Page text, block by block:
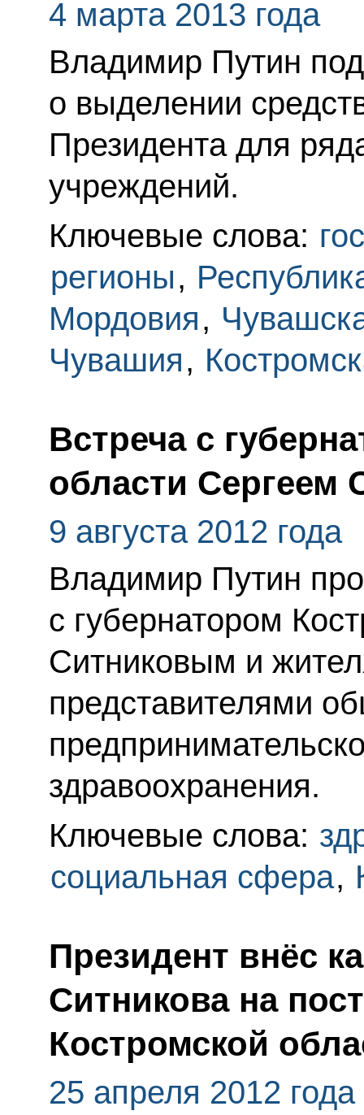
4 марта 2013 года
Владимир Путин
о выделении
Президента для
учреждений.
Ключевые слова:
регионы,
Мордовия,
Чувашия,
Встреча с
области Сергеем
9 августа 2012 года
Владимир Путин
с губернатором
Ситниковым и
представителями
здравоохранения.
Ключевые слова:
социальная сфера,
Президент внёс
Ситникова на
Костромской
25 апреля 2012 года